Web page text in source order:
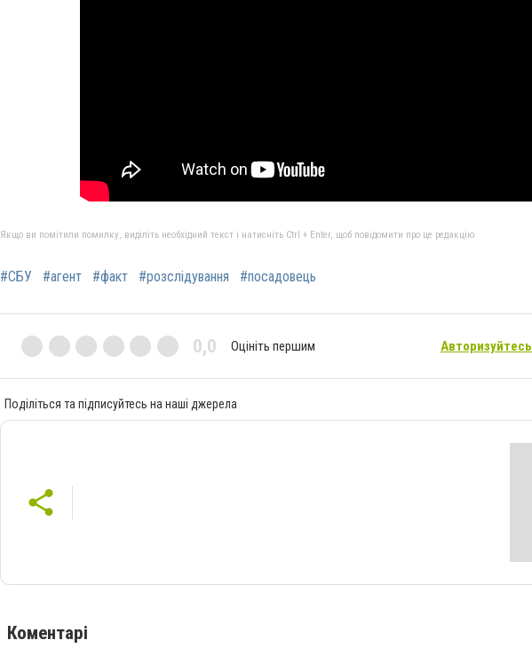
Якщо ви помітили помилку, виділіть необхідний текст і натисніть Ctrl + Enter, щоб повідомити про це редакцію
#СБУ #агент #факт #розслідування #посадовець
0,0 Оцініть першим Авторизуйтесь
Поділіться та підписуйтесь на наші джерела
Коментарі